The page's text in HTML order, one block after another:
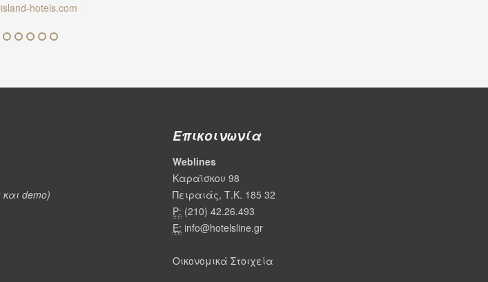
demo)
Επικοινωνία
Weblines
Καραϊσκου 98
Πειραιάς, Τ.Κ. 185 32
P: (210) 42.26.493
E: info@hotelsline.gr
Οικονομικά Στοιχεία